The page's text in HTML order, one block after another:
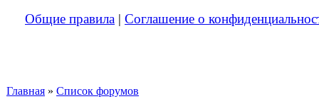
Общие правила | Соглашение о
Главная » Список форумов